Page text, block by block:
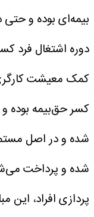
بیمه‌ای بوده و حتی
دوره اشتغال فرد
کمک معیشت
کسر حق‌بیمه بوده
شده و در اصل
شده و پرداخت
پردازی افراد،